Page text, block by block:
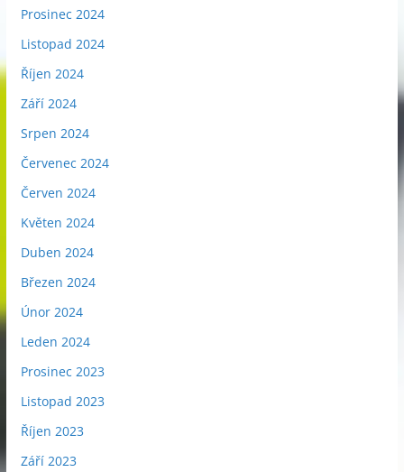
Prosinec 2024
Listopad 2024
Říjen 2024
Září 2024
Srpen 2024
Červenec 2024
Červen 2024
Květen 2024
Duben 2024
Březen 2024
Únor 2024
Leden 2024
Prosinec 2023
Listopad 2023
Říjen 2023
Září 2023